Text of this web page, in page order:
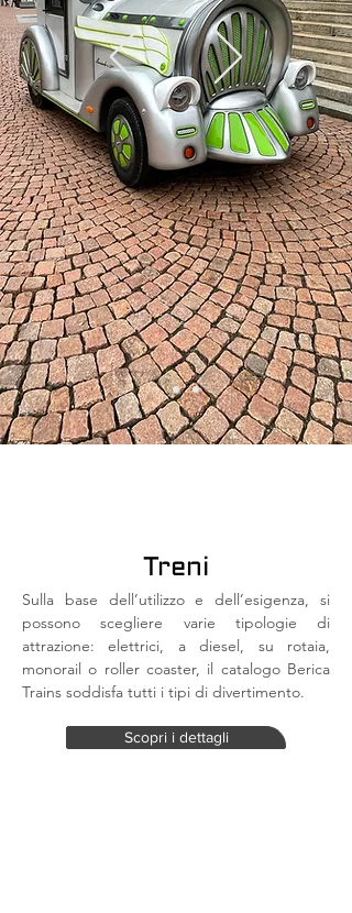
Treni
Sulla base dell’utilizzo e dell’esigenza, si
possono scegliere varie tipologie di
attrazione: elettrici, a diesel, su rotaia,
monorail o roller coaster, il catalogo Berica
Trains soddisfa tutti i tipi di divertimento.
Scopri i dettagli